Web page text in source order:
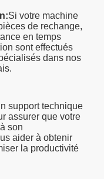
Si votre machine
de rechange,
en temps
sont effectués
dans nos
support technique
assurer que votre
son
aider à obtenir
la productivité